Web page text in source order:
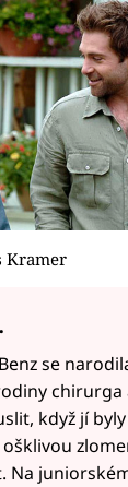
Kramer
se
když jí
Na